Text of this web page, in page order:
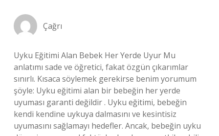
Çağrı
Uyku Eğitimi Alan Bebek Her Yerde Uyur Mu
anlatımı sade ve öğretici, fakat özgün çıkarımlar
sınırlı. Kısaca söylemek gerekirse benim yorumum
şöyle: Uyku eğitimi alan bir bebeğin her yerde
uyuması garanti değildir . Uyku eğitimi, bebeğin
kendi kendine uykuya dalmasını ve kesintisiz
uyumasını sağlamayı hedefler. Ancak, bebeğin uyku